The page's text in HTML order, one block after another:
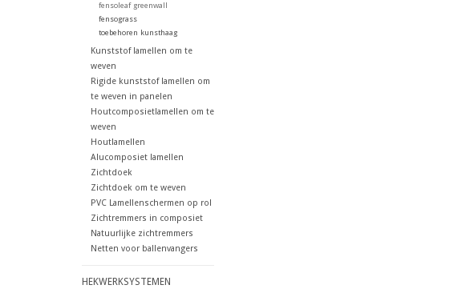
fensoleaf greenwall
fensograss
toebehoren kunsthaag
Kunststof lamellen om te
weven
Rigide kunststof lamellen om
te weven in panelen
Houtcomposietlamellen om te
weven
Houtlamellen
Alucomposiet lamellen
Zichtdoek
Zichtdoek om te weven
PVC Lamellenschermen op rol
Zichtremmers in composiet
Natuurlijke zichtremmers
Netten voor ballenvangers
HEKWERKSYSTEMEN